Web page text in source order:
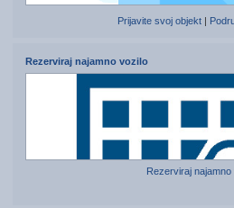
Prijavite svoj objekt
Rezerviraj najamno vozilo
Rezerviraj najamno